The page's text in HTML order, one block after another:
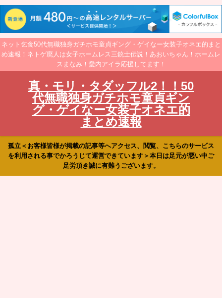
ネット乞食50代無職独身ガチホモ童貞ギング・ゲイなー女装子オネエ的まと
め速報！ネトゲ廃人は女子ホームレス三銃士伝説！あおいちゃん！ホームレ
スまなみ！愛内アイラ応援してます！
真・モリ・タダッフル2！！50
代無職独身ガチホモ童貞ギン
グ・ゲイなー女装子オネエ的
まとめ速報
孤立＜お客様皆様が掲載の記事等へアクセス、閲覧、こちらのサービス
を利用される事でかろうじて運営できています＞本日は足元が悪い中ご
足労頂き誠に有難うございます。